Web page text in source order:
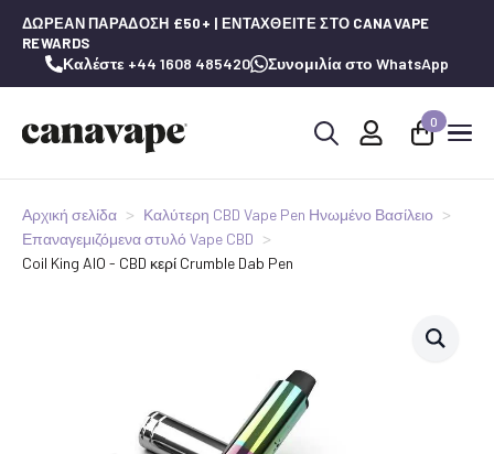
ΔΩΡΕΆΝ ΠΑΡΆΔΟΣΗ £50+ | ΕΝΤΑΧΘΕΊΤΕ ΣΤΟ CANAVAPE
REWARDS
Καλέστε +44 1608 485420 Συνομιλία στο WhatsApp
0
Αρχική σελίδα
Καλύτερη CBD Vape Pen Ηνωμένο Βασίλειο
Επαναγεμιζόμενα στυλό Vape CBD
Coil King AIO - CBD κερί Crumble Dab Pen